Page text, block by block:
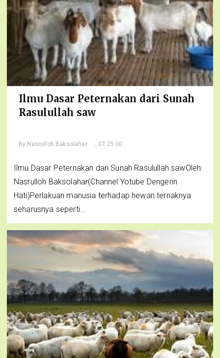
Ilmu Dasar Peternakan dari Sunah
Rasulullah saw
By Nasrulloh Baksolahar , 07.25.00
Ilmu Dasar Peternakan dari Sunah Rasulullah sawOleh:
Nasrulloh Baksolahar(Channel Yotube Dengerin
Hati)Perlakuan manusia terhadap hewan ternaknya
seharusnya seperti...